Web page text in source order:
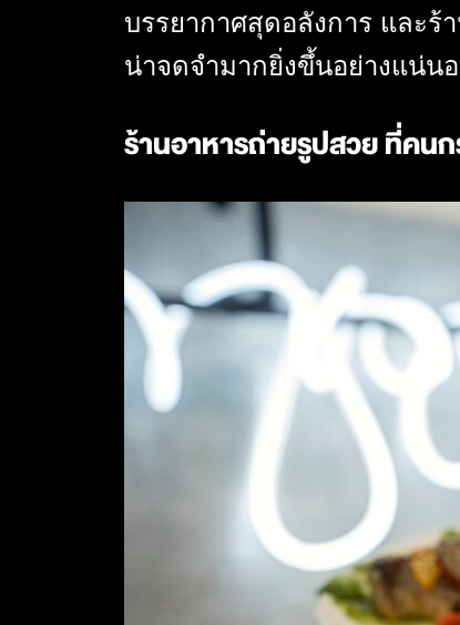
บรรยากาศสุดอลังการ และร้
น่าจดจำมากยิ่งขึ้นอย่างแน่น
ร้านอาหารถ่ายรูปสวย ที่คนก